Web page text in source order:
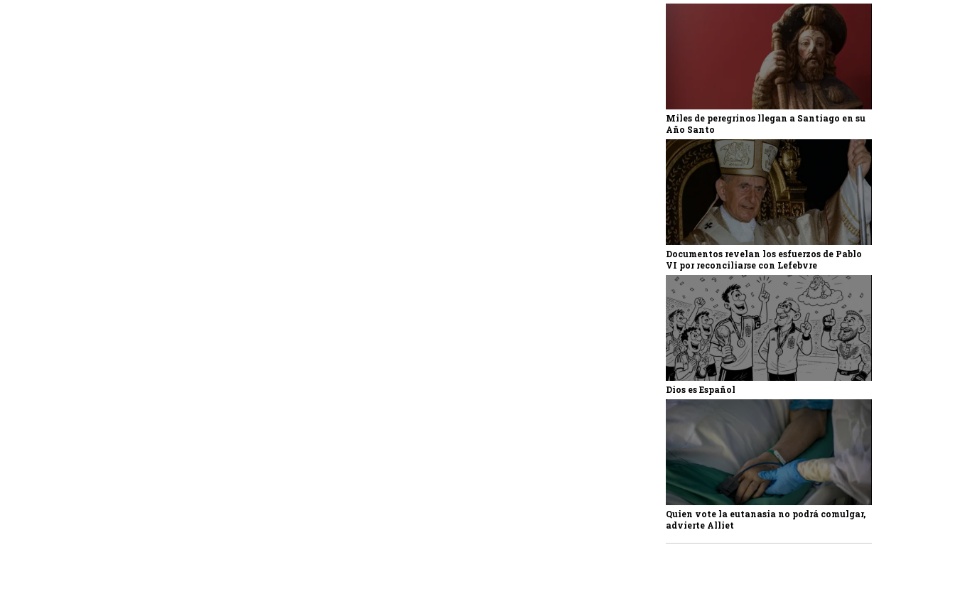
Miles de peregrinos llegan a Santiago en su
Año Santo
Documentos revelan los esfuerzos de Pablo
VI por reconciliarse con Lefebvre
Dios es Español
Quien vote la eutanasia no podrá comulgar,
advierte Alliet